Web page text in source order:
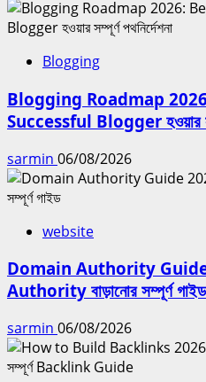
Blogging
Blogging Roadmap
Successful Blogger হওয়ার
sarmin 06/08/2026
website
Domain Authority
Authority বাড়ানোর সম্পূর্ণ গাইড
sarmin 06/08/2026